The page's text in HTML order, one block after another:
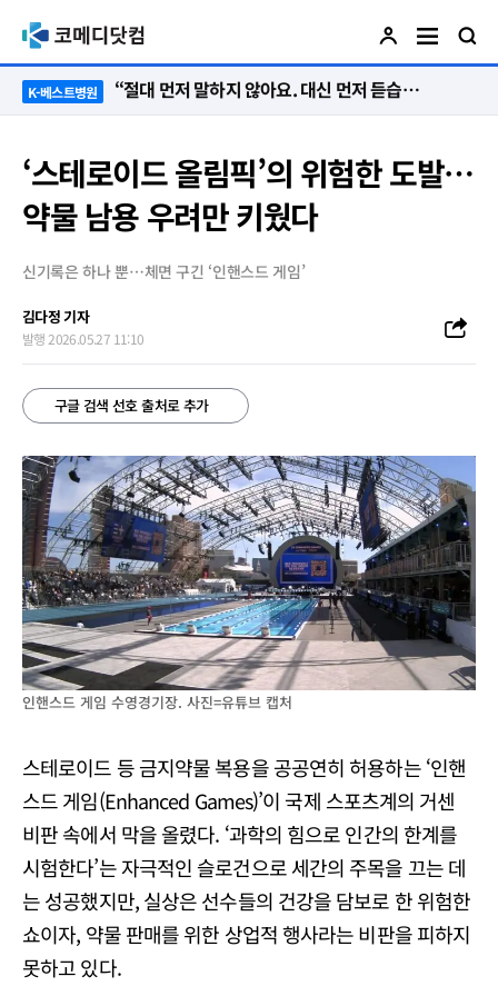
K-베스트병원 “절대 먼저 말하지 않아요. 대신 먼저 듣습니다”
‘스테로이드 올림픽’의 위험한 도발…
약물 남용 우려만 키웠다
신기록은 하나 뿐…체면 구긴 ‘인핸스드 게임’
김다정 기자
발행 2026.05.27 11:10
구글 검색 선호 출처로 추가
인핸스드 게임 수영경기장. 사진=유튜브 캡처
스테로이드 등 금지약물 복용을 공공연히 허용하는 ‘인핸
스드 게임(Enhanced Games)’이 국제 스포츠계의 거센
비판 속에서 막을 올렸다. ‘과학의 힘으로 인간의 한계를
시험한다’는 자극적인 슬로건으로 세간의 주목을 끄는 데
는 성공했지만, 실상은 선수들의 건강을 담보로 한 위험한
쇼이자, 약물 판매를 위한 상업적 행사라는 비판을 피하지
못하고 있다.